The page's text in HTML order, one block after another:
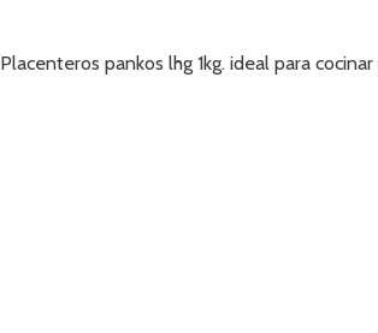
Placenteros pankos lhg 1kg. ideal para